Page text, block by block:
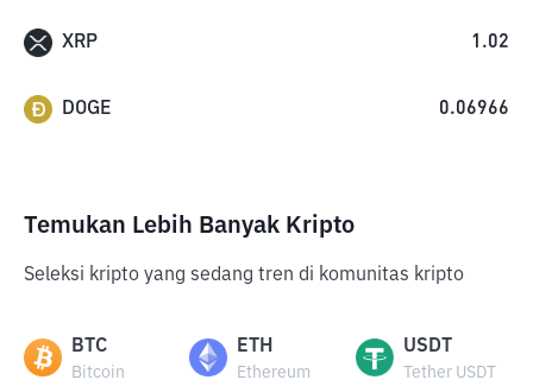
XRP 1.02
DOGE 0.06966
Temukan Lebih Banyak Kripto
Seleksi kripto yang sedang tren di komunitas kripto
BTC
Bitcoin
ETH
Ethereum
USDT
Tether USDT